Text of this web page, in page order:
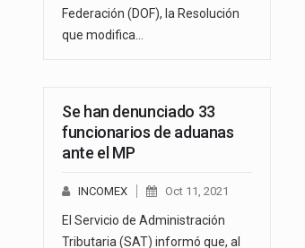
Federación (DOF), la Resolución
que modifica…
Se han denunciado 33
funcionarios de aduanas
ante el MP
INCOMEX Oct 11, 2021
El Servicio de Administración
Tributaria (SAT) informó que, al